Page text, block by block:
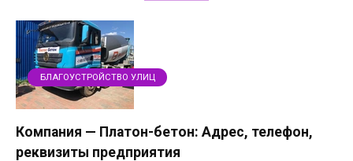
БЛАГОУСТРОЙСТВО УЛИЦ
Компания — Платон-бетон: Адрес, телефон,
реквизиты предприятия